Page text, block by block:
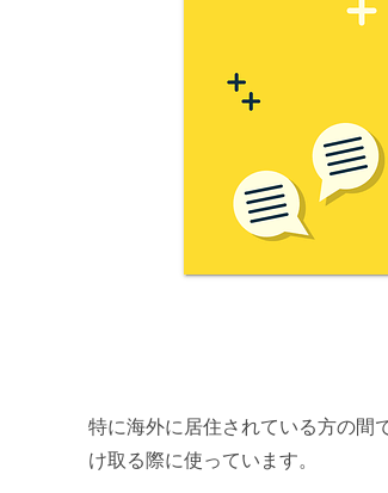
特に海外に居住されている方の間
け取る際に使っています。